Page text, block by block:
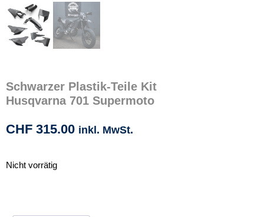
Schwarzer Plastik-Teile Kit
Husqvarna 701 Supermoto
CHF 315.00 inkl. MwSt.
Nicht vorrätig